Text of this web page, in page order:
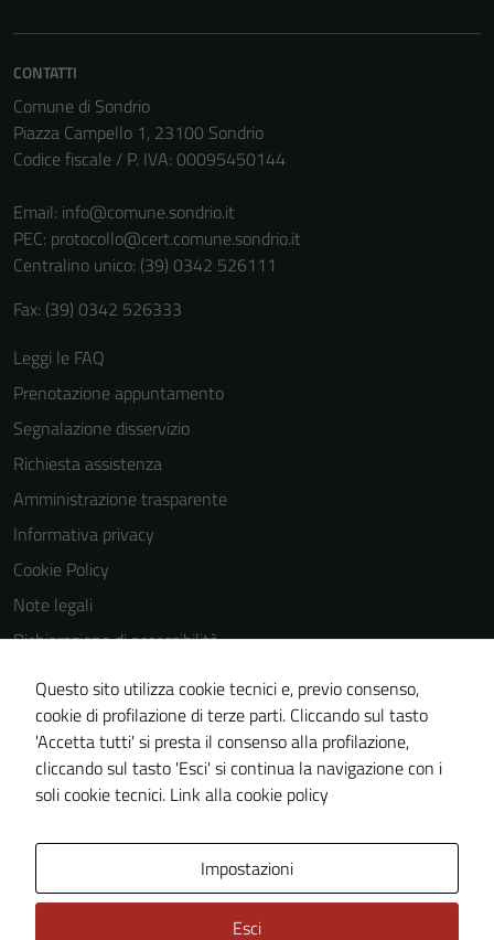
CONTATTI
Comune di Sondrio
Piazza Campello 1, 23100 Sondrio
Codice fiscale / P. IVA: 00095450144
Email: info@comune.sondrio.it
PEC: protocollo@cert.comune.sondrio.it
Centralino unico: (39) 0342 526111
Fax: (39) 0342 526333
Leggi le FAQ
Prenotazione appuntamento
Segnalazione disservizio
Richiesta assistenza
Amministrazione trasparente
Informativa privacy
Cookie Policy
Note legali
Dichiarazione di accessibilità
Dichiarazione di accessibilità Servizi
Whistleblowing
Piano di miglioramento del sito
Area riservata
Questo sito utilizza cookie tecnici e, previo consenso,
cookie di profilazione di terze parti. Cliccando sul tasto
'Accetta tutti' si presta il consenso alla profilazione,
cliccando sul tasto 'Esci' si continua la navigazione con i
soli cookie tecnici. Link alla cookie policy
Impostazioni
Esci